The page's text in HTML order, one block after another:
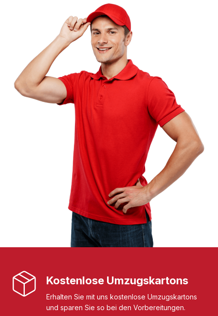
Kostenlose Umzugskartons
Erhalten Sie mit uns kostenlose Umzugskartons
und sparen Sie so bei den Vorbereitungen.